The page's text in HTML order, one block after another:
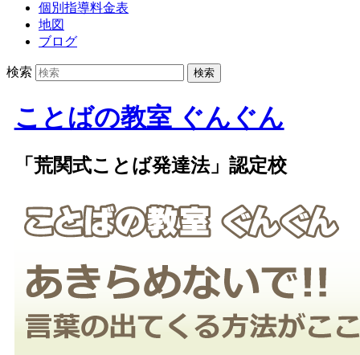
個別指導料金表
地図
ブログ
検索
ことばの教室 ぐんぐん
「荒関式ことば発達法」認定校